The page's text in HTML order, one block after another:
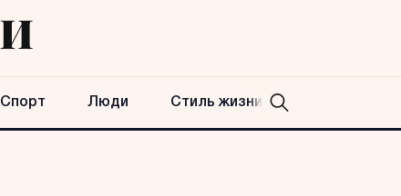
Спорт Люди Стиль жизни